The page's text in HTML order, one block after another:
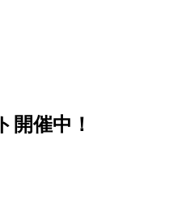
開催中！